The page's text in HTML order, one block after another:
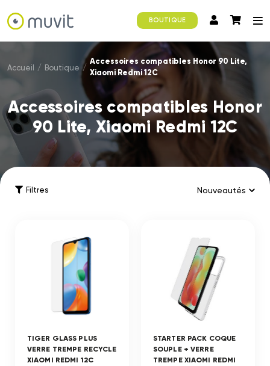
BOUTIQUE
Accueil / Boutique /
Accessoires compatibles Honor 90 Lite,
Xiaomi Redmi 12C
Accessoires compatibles Honor
90 Lite, Xiaomi Redmi 12C
Filtres
TIGER GLASS PLUS
VERRE TREMPE RECYCLE
XIAOMI REDMI 12C
STARTER PACK COQUE
SOUPLE + VERRE
TREMPE XIAOMI REDMI